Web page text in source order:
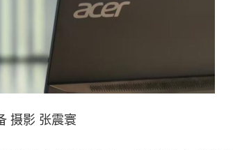
摄影 张震寰